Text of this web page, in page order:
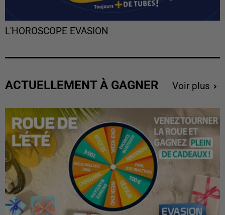
L'HOROSCOPE EVASION
ACTUELLEMENT À GAGNER Voir plus